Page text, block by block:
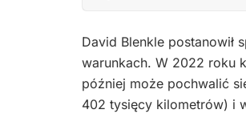
David Blenkle
warunkach. W 2022 roku
później może pochwalić
402 tysięcy kilometrów) i